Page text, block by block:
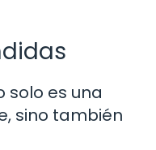
solo es una
sino también